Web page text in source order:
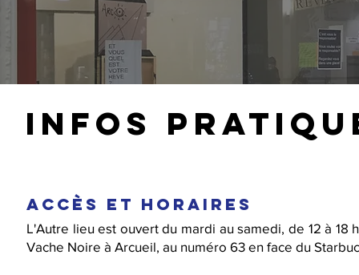
infos
ACCÈS ET HORAIRES
L'Autre lieu est ouvert du mardi au samedi, de 12 à
Vache Noire à Arcueil, au numéro 63 en face du